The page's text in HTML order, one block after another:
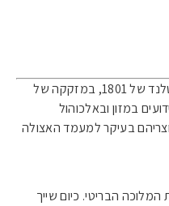
ראשיתו של המותג שיבס היא בסקוטלנד של 1801, במזקקה של
במזון ובאלכוהול
בעיקר למעמד האצולה
המלוכה הבריטי. כיום שייך